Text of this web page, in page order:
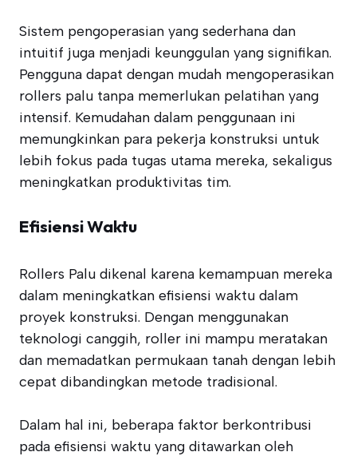
Sistem pengoperasian yang sederhana dan
intuitif juga menjadi keunggulan yang signifikan.
Pengguna dapat dengan mudah mengoperasikan
rollers palu tanpa memerlukan pelatihan yang
intensif. Kemudahan dalam penggunaan ini
memungkinkan para pekerja konstruksi untuk
lebih fokus pada tugas utama mereka, sekaligus
meningkatkan produktivitas tim.
Efisiensi Waktu
Rollers Palu dikenal karena kemampuan mereka
dalam meningkatkan efisiensi waktu dalam
proyek konstruksi. Dengan menggunakan
teknologi canggih, roller ini mampu meratakan
dan memadatkan permukaan tanah dengan lebih
cepat dibandingkan metode tradisional.
Dalam hal ini, beberapa faktor berkontribusi
pada efisiensi waktu yang ditawarkan oleh